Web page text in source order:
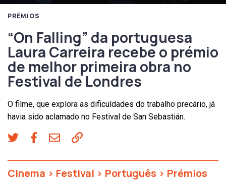
PRÉMIOS
“On Falling” da portuguesa
Laura Carreira recebe o prémio
de melhor primeira obra no
Festival de Londres
O filme, que explora as dificuldades do trabalho precário, já
havia sido aclamado no Festival de San Sebastián.
Cinema > Festival > Português > Prémios